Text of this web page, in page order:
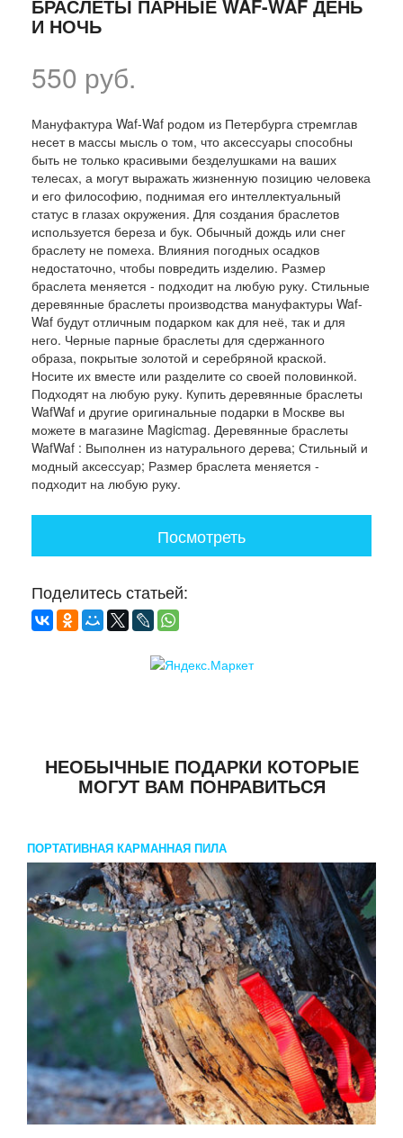
БРАСЛЕТЫ ПАРНЫЕ WAF-WAF ДЕНЬ
И НОЧЬ
550 руб.
Мануфактура Waf-Waf родом из Петербурга стремглав
несет в массы мысль о том, что аксессуары способны
быть не только красивыми безделушками на ваших
телесах, а могут выражать жизненную позицию человека
и его философию, поднимая его интеллектуальный
статус в глазах окружения. Для создания браслетов
используется береза и бук. Обычный дождь или снег
браслету не помеха. Влияния погодных осадков
недостаточно, чтобы повредить изделию. Размер
браслета меняется - подходит на любую руку. Стильные
деревянные браслеты производства мануфактуры Waf-
Waf будут отличным подарком как для неё, так и для
него. Черные парные браслеты для сдержанного
образа, покрытые золотой и серебряной краской.
Носите их вместе или разделите со своей половинкой.
Подходят на любую руку. Купить деревянные браслеты
WafWaf и другие оригинальные подарки в Москве вы
можете в магазине Magicmag. Деревянные браслеты
WafWaf : Выполнен из натурального дерева; Стильный и
модный аксессуар; Размер браслета меняется -
подходит на любую руку.
Посмотреть
Поделитесь статьей:
НЕОБЫЧНЫЕ ПОДАРКИ КОТОРЫЕ
МОГУТ ВАМ ПОНРАВИТЬСЯ
ПОРТАТИВНАЯ КАРМАННАЯ ПИЛА